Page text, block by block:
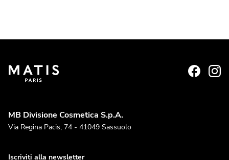
MB Divisione Cosmetica S.p.A.
Via Regina Pacis, 74 - 41049 Sassuolo
Iscriviti alla newsletter